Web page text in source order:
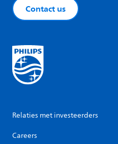
Contact us
Relaties met investeerders
Careers